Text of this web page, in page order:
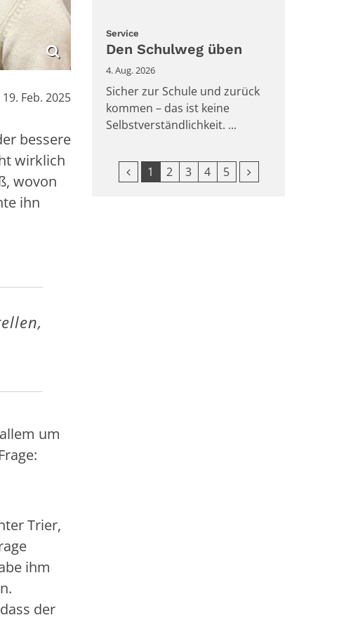
19. Feb. 2025
bessere
wirklich
wovon
ihn
um
Trier,
ihm
der
Service
Den Schulweg üben
4. Aug. 2026
Sicher zur Schule und zurück
kommen – das ist keine
Selbstverständlichkeit. ...
Vorherige Seite
1 2 3 4 5 Nächste Seite